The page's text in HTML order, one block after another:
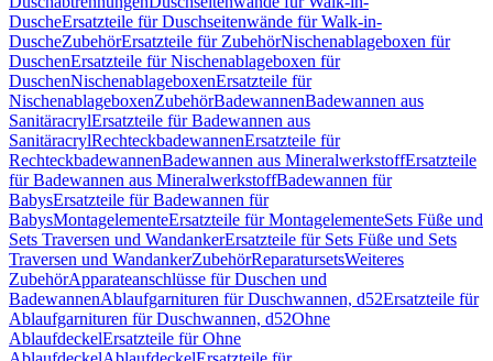
DuscheErsatzteile für Duschseitenwände für Walk-in-
DuscheZubehörErsatzteile für ZubehörNischenablageboxen für
DuschenErsatzteile für Nischenablageboxen für
DuschenNischenablageboxenErsatzteile für
NischenablageboxenZubehörBadewannenBadewannen aus
SanitäracrylErsatzteile für Badewannen aus
SanitäracrylRechteckbadewannenErsatzteile für
RechteckbadewannenBadewannen aus MineralwerkstoffErsatzteile
für Badewannen aus MineralwerkstoffBadewannen für
BabysErsatzteile für Badewannen für
BabysMontagelementeErsatzteile für MontagelementeSets Füße und
Sets Traversen und WandankerErsatzteile für Sets Füße und Sets
Traversen und WandankerZubehörReparatursetsWeiteres
ZubehörApparateanschlüsse für Duschen und
BadewannenAblaufgarnituren für Duschwannen, d52Ersatzteile für
Ablaufgarnituren für Duschwannen, d52Ohne
AblaufdeckelErsatzteile für Ohne